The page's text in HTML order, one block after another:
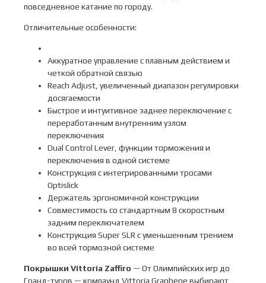
повседневное катание по городу.
Отличительные особенности:
Аккуратное управление с плавным действием и
четкой обратной связью
Reach Adjust, увеличенный диапазон регулировки
досягаемости
Быстрое и интуитивное заднее переключение с
переработанным внутренним узлом
переключения
Dual Control Lever, функции торможения и
переключения в одной системе
Конструкция с интегрированными тросами
Optislick
Держатель эргономичной конструкции
Совместимость со стандартным 8 скоростным
задним переключателем
Конструкция Super SLR с уменьшенным трением
во всей тормозной системе
Покрышки Vittoria Zaffiro — От Олимпийских игр до
Гранд-туров — компаунд Vittoria Graphene выбирают